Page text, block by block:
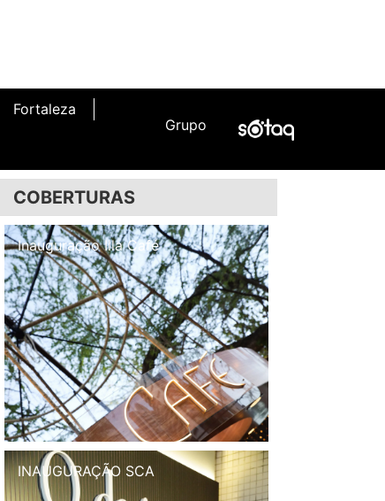
Fortaleza
Grupo
COBERTURAS
Inauguração Illa Café
INAUGURAÇÃO SCA